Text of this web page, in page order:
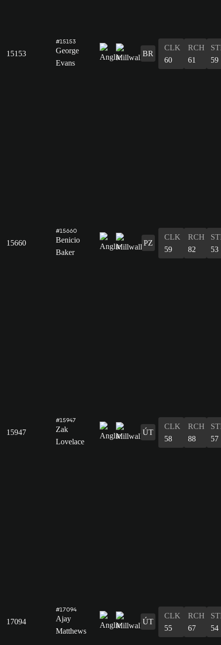
15153
#15153
George
Evans
BR
CLK
60
RCH
61
59
15660
#15660
Benicio
Baker
PZ
CLK
59
RCH
82
53
15947
#15947
Zak
Lovelace
ÚT
CLK
58
RCH
88
57
17094
#17094
Ajay
Matthews
ÚT
CLK
55
RCH
67
54